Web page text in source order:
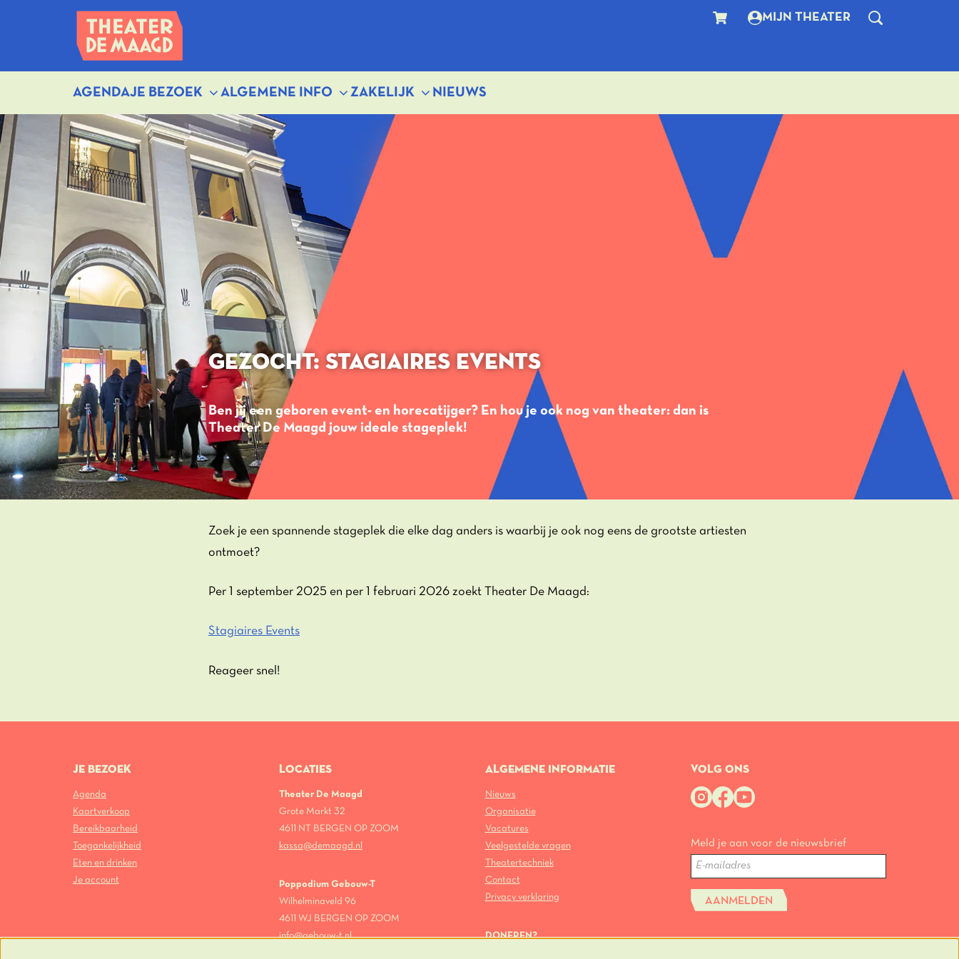
MIJN THEATER
AGENDAJE BEZOEK ALGEMENE INFO ZAKELIJK NIEUWS
GEZOCHT: STAGIAIRES EVENTS
Ben jij een geboren event- en horecatijger? En hou je ook nog van theater: dan is
Theater De Maagd jouw ideale stageplek!
Zoek je een spannende stageplek die elke dag anders is waarbij je ook nog eens de grootste artiesten
ontmoet?
Per 1 september 2025 en per 1 februari 2026 zoekt Theater De Maagd:
Stagiaires Events
Reageer snel!
JE BEZOEK
Agenda
Kaartverkoop
Bereikbaarheid
Toegankelijkheid
Eten en drinken
Je account
LOCATIES
Theater De Maagd
Grote Markt 32
4611 NT BERGEN OP ZOOM
kassa@demaagd.nl
Poppodium Gebouw-T
Wilhelminaveld 96
4611 WJ BERGEN OP ZOOM
info@gebouw-t.nl
ALGEMENE INFORMATIE
Nieuws
Organisatie
Vacatures
Veelgestelde vragen
Theatertechniek
Contact
Privacy verklaring
DONEREN?
VOLG ONS
Meld je aan voor de nieuwsbrief
AANMELDEN